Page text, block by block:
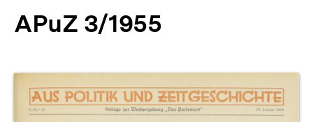
APuZ 3/1955
Produktvorschau